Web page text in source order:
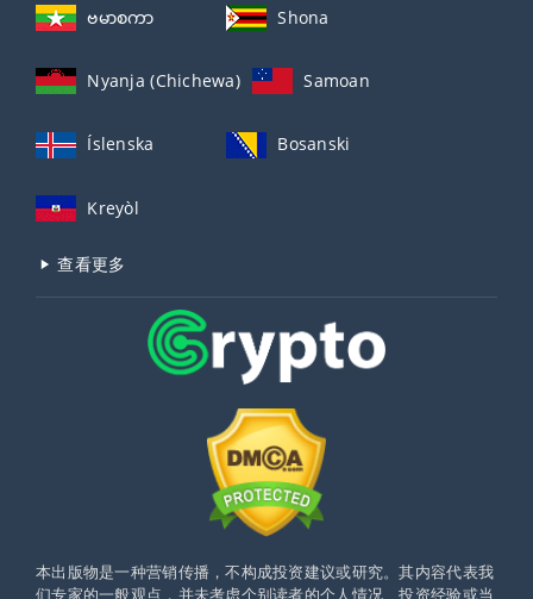
ဗမာစကာ Shona
Nyanja (Chichewa) Samoan
Íslenska Bosanski
Kreyòl
查看更多
本出版物是一种营销传播，不构成投资建议或研究。其内容代表我
们专家的一般观点，并未考虑个别读者的个人情况、投资经验或当